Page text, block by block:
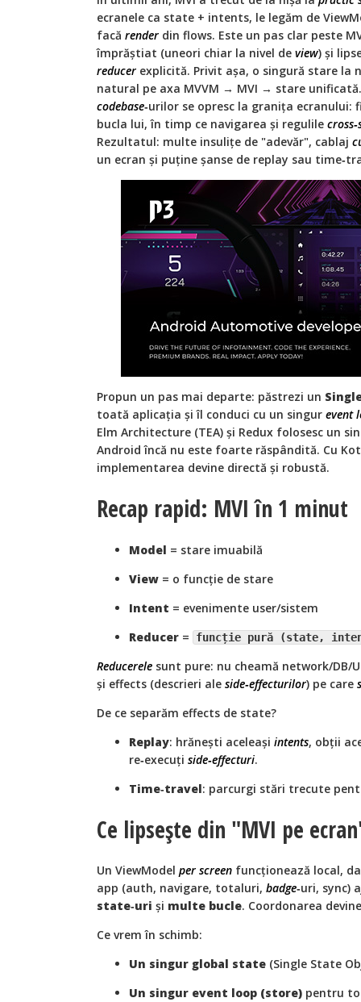
ecranele ca state + intents, le legăm de
facă render din flows. Este un pas clar peste
împrăștiat (uneori chiar la nivel de view) și
reducer explicită. Privit așa, o singură stare la
natural pe axa MVVM → MVI → stare
codebase‑urilor se opresc la granița ecranului:
bucla lui, în timp ce navigarea și regulile
Rezultatul: multe insulițe de "adevăr", cablaj
un ecran și puține șanse de replay sau
Propun un pas mai departe: păstrezi un
toată aplicația și îl conduci cu un singur event
Elm Architecture (TEA) și Redux folosesc un
Android încă nu este foarte răspândită. Cu
implementarea devine directă și robustă.
Recap rapid: MVI în 1 minut
Model = stare imuabilă
View = o funcție de stare
Intent = evenimente user/sistem
Reducer = funcție pură (state,
Reducerele sunt pure: nu cheamă network/DB/
și effects (descrieri ale side‑effecturilor) pe care
De ce separăm effects de state?
Replay: hrănești aceleași intents, obții
re‑execuți side‑effecturi.
Time‑travel: parcurgi stări trecute
Ce lipsește din "MVI pe
Un ViewModel per screen funcționează local,
app (auth, navigare, totaluri, badge‑uri, sync)
state‑uri și multe bucle. Coordonarea
Ce vrem în schimb:
Un singur global state (Single State
Un singur event loop (store) pentru